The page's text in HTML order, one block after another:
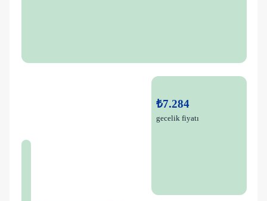
₺7.284
gecelik fiyatı